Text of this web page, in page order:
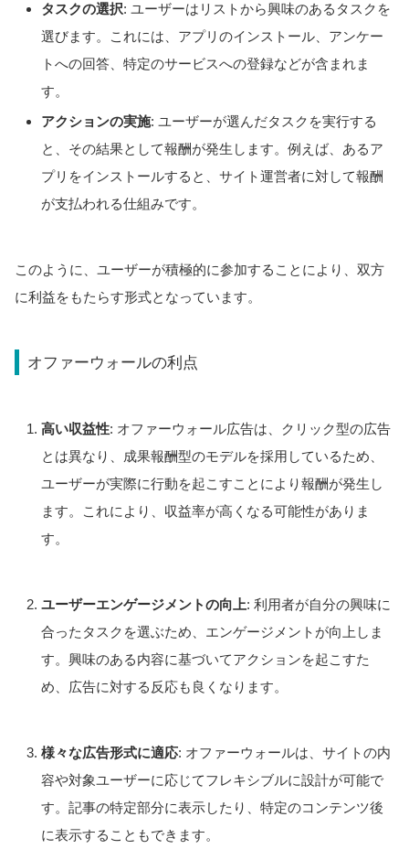
タスクの選択: ユーザーはリストから興味のあるタスクを
選びます。これには、アプリのインストール、アンケー
トへの回答、特定のサービスへの登録などが含まれま
す。
アクションの実施: ユーザーが選んだタスクを実行する
と、その結果として報酬が発生します。例えば、あるア
プリをインストールすると、サイト運営者に対して報酬
が支払われる仕組みです。
このように、ユーザーが積極的に参加することにより、双方
に利益をもたらす形式となっています。
オファーウォールの利点
高い収益性: オファーウォール広告は、クリック型の広告
とは異なり、成果報酬型のモデルを採用しているため、
ユーザーが実際に行動を起こすことにより報酬が発生し
ます。これにより、収益率が高くなる可能性がありま
す。
ユーザーエンゲージメントの向上: 利用者が自分の興味に
合ったタスクを選ぶため、エンゲージメントが向上しま
す。興味のある内容に基づいてアクションを起こすた
め、広告に対する反応も良くなります。
様々な広告形式に適応: オファーウォールは、サイトの内
容や対象ユーザーに応じてフレキシブルに設計が可能で
す。記事の特定部分に表示したり、特定のコンテンツ後
に表示することもできます。